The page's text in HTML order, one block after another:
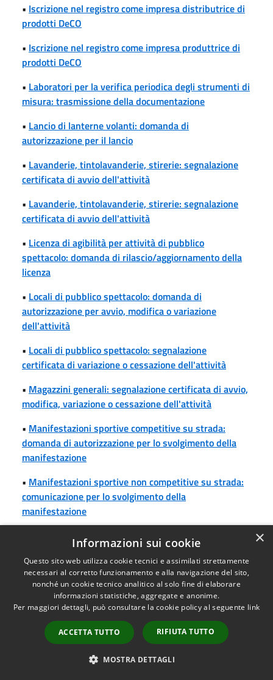
• Iscrizione nel registro come impresa distributrice di
prodotti DeCO
• Iscrizione nel registro come impresa produttrice di
prodotti DeCO
• Laboratori per la verifica periodica degli strumenti di
misura: trasmissione della documentazione
• Lancio di lanterne volanti: domanda di
autorizzazione per il lancio
• Lavanderie, tintolavanderie, stirerie: segnalazione
certificata di avvio dell'attività
• Lavanderie, tintolavanderie, stirerie: segnalazione
certificata di avvio dell'attività
• Licenza di agibilità per attività di pubblico
spettacolo: domanda di rilascio/aggiornamento della
licenza
• Locali di pubblico spettacolo: domanda di
autorizzazione per avvio, modifica o variazione
dell'attività
• Locali di pubblico spettacolo: segnalazione
certificata di variazione o cessazione dell'attività
• Magazzini generali: segnalazione certificata di avvio,
modifica, variazione o cessazione dell'attività
• Manifestazioni sportive competitive su strada:
domanda di autorizzazione per lo svolgimento della
manifestazione
• Manifestazioni sportive non competitive su strada:
comunicazione per lo svolgimento della
manifestazione
Manifestazioni temporanee in luogo aperto:
comunicazione per lo svolgimento della
manifestazione non imprenditoriale e non a scopo di
lucro
•Manifestazioni temporanee in luogo aperto:
domanda di autorizzazione per lo svolgimento della
manifestazione a scopo di lucro
Manifestazioni temporanee in luogo aperto:
×
Informazioni sui cookie
Questo sito web utilizza cookie tecnici e assimilati strettamente
necessari al corretto funzionamento e alla navigazione del sito,
nonché un cookie tecnico analitico al solo fine di elaborare
informazioni statistiche, aggregate e anonime.
Per maggiori dettagli, può consultare la cookie policy al seguente link
ACCETTA TUTTO RIFIUTA TUTTO
MOSTRA DETTAGLI